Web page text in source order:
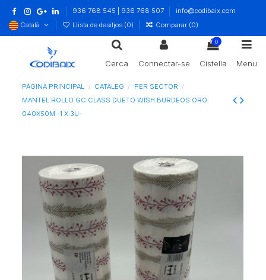
936 768 545 | 936 768 507
info@codibaix.com
Català
Llista de desitjos (0) Comparar (0)
Cerca Connectar-se
0
Cistella Menu
PÀGINA PRINCIPAL CATÀLEG
PER SECTOR
MANTEL ROLLO GC CLASS DUETO WISH BURDEOS ORO
040X50M -1 X 3U-